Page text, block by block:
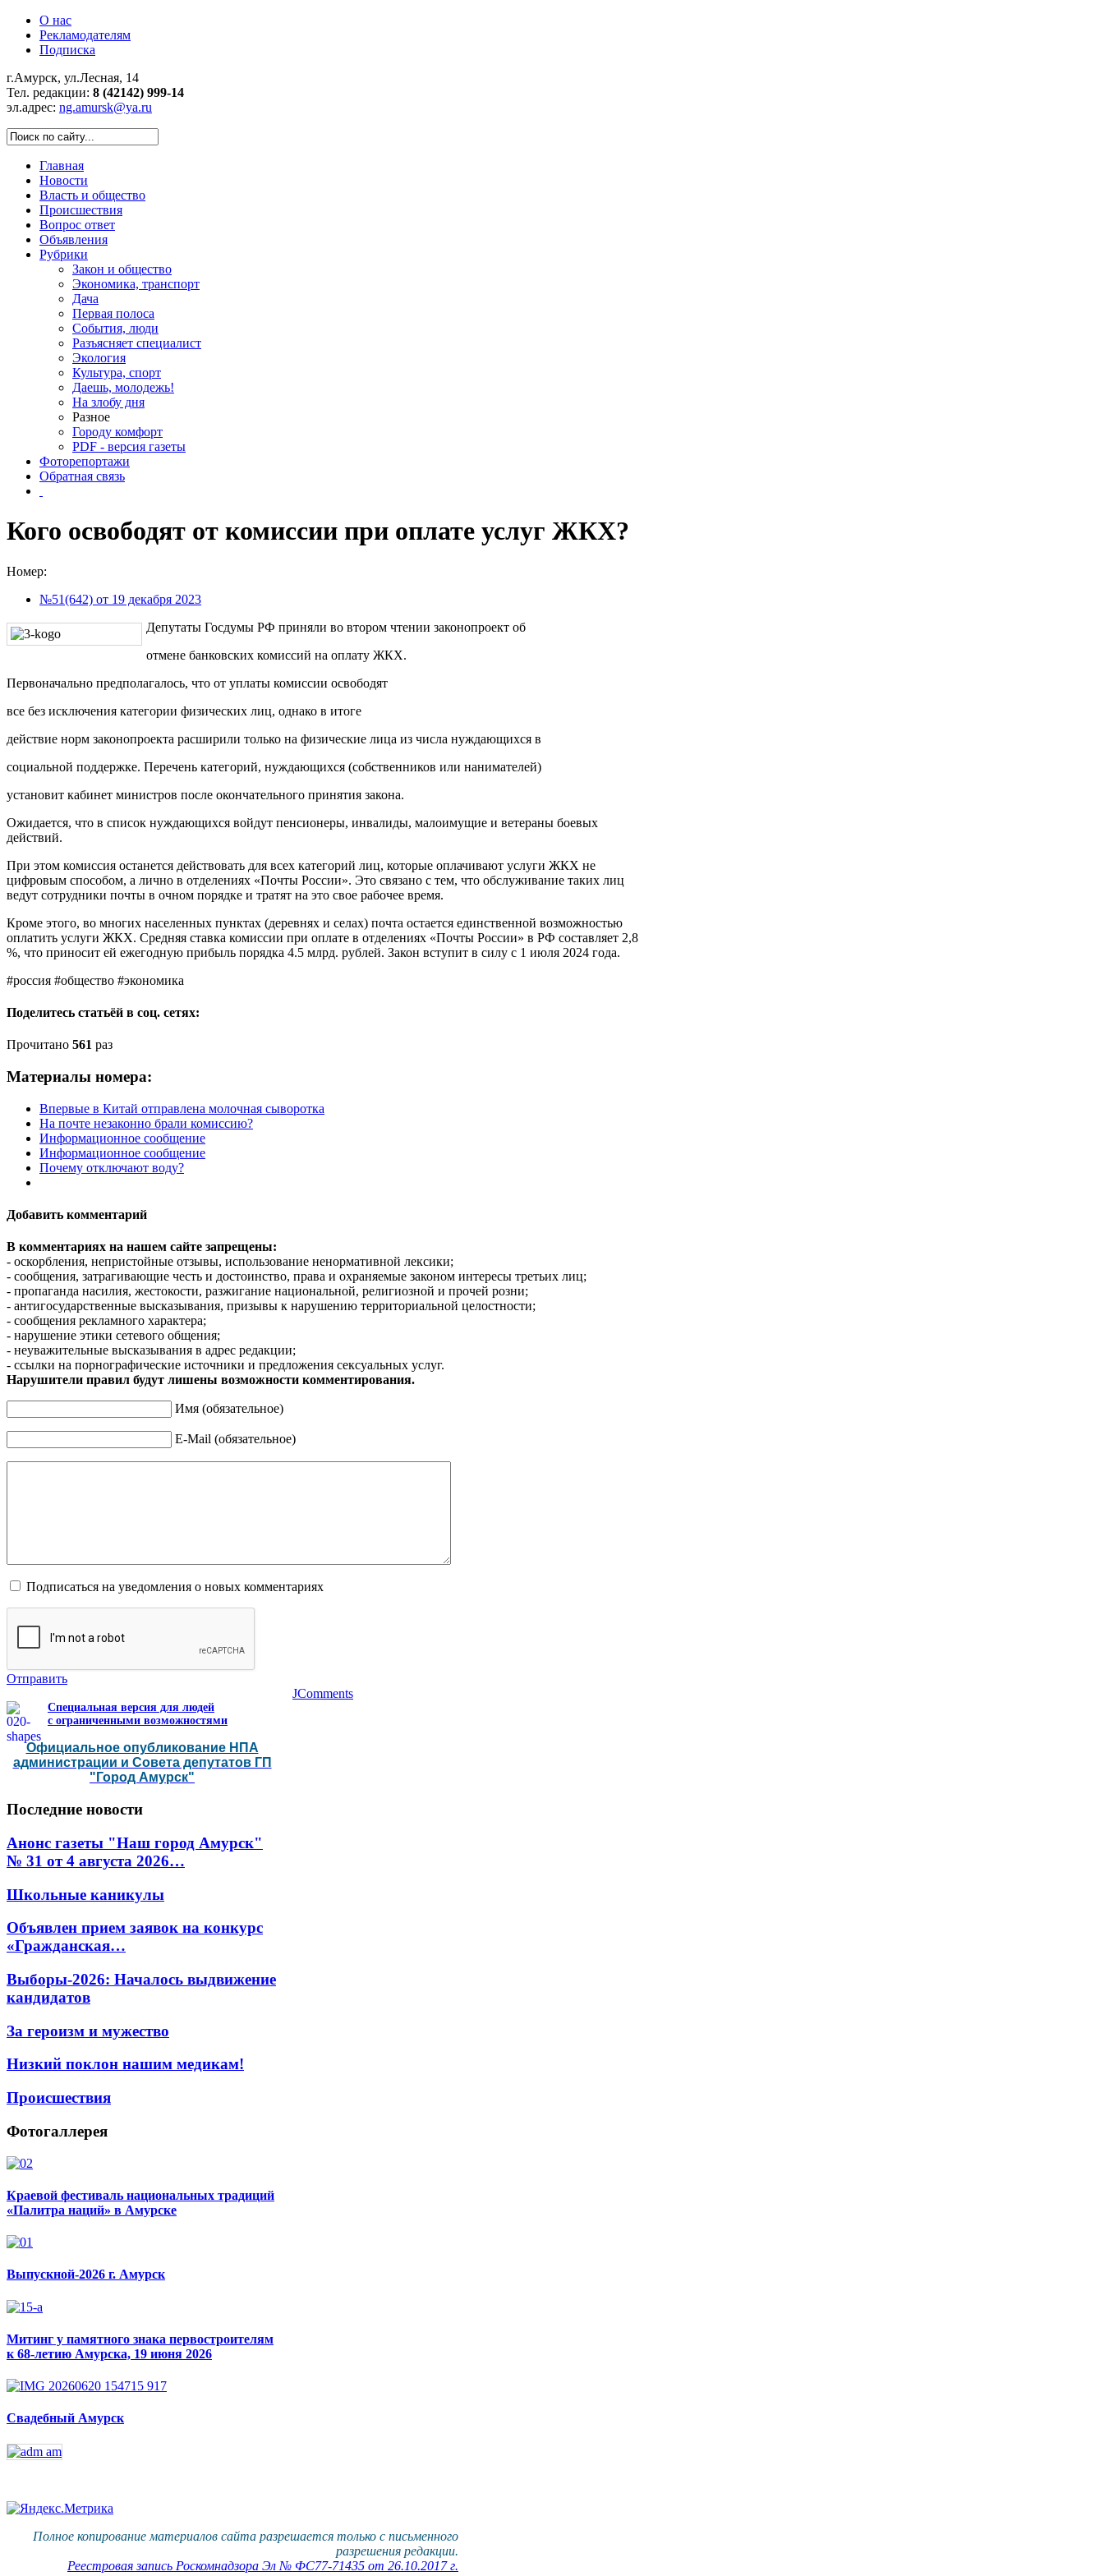
О нас
Рекламодателям
Подписка
г.Амурск, ул.Лесная, 14
Тел. редакции: 8 (42142) 999-14
эл.адрес: ng.amursk@ya.ru
Главная
Новости
Власть и общество
Происшествия
Вопрос ответ
Объявления
Рубрики
Закон и общество
Экономика, транспорт
Дача
Первая полоса
События, люди
Разъясняет специалист
Экология
Культура, спорт
Даешь, молодежь!
На злобу дня
Разное
Городу комфорт
PDF - версия газеты
Фоторепортажи
Обратная связь
Кого освободят от комиссии при оплате услуг ЖКХ?
Номер:
№51(642) от 19 декабря 2023
Депутаты Госдумы РФ приняли во втором чтении законопроект об
отмене банковских комиссий на оплату ЖКХ.
Первоначально предполагалось, что от уплаты комиссии освободят
все без исключения категории физических лиц, однако в итоге
действие норм законопроекта расширили только на физические лица из числа нуждающихся в
социальной поддержке. Перечень категорий, нуждающихся (собственников или нанимателей)
установит кабинет министров после окончательного принятия закона.
Ожидается, что в список нуждающихся войдут пенсионеры, инвалиды, малоимущие и ветераны боевых
действий.
При этом комиссия останется действовать для всех категорий лиц, которые оплачивают услуги ЖКХ не
цифровым способом, а лично в отделениях «Почты России». Это связано с тем, что обслуживание таких лиц
ведут сотрудники почты в очном порядке и тратят на это свое рабочее время.
Кроме этого, во многих населенных пунктах (деревнях и селах) почта остается единственной возможностью
оплатить услуги ЖКХ. Средняя ставка комиссии при оплате в отделениях «Почты России» в РФ составляет 2,8
%, что приносит ей ежегодную прибыль порядка 4.5 млрд. рублей. Закон вступит в силу с 1 июля 2024 года.
#россия #общество #экономика
Поделитесь статьёй в соц. сетях:
Прочитано 561 раз
Материалы номера:
Впервые в Китай отправлена молочная сыворотка
На почте незаконно брали комиссию?
Информационное сообщение
Информационное сообщение
Почему отключают воду?
Добавить комментарий
В комментариях на нашем сайте запрещены:
- оскорбления, непристойные отзывы, использование ненормативной лексики;
- сообщения, затрагивающие честь и достоинство, права и охраняемые законом интересы третьих лиц;
- пропаганда насилия, жестокости, разжигание национальной, религиозной и прочей розни;
- антигосударственные высказывания, призывы к нарушению территориальной целостности;
- сообщения рекламного характера;
- нарушение этики сетевого общения;
- неуважительные высказывания в адрес редакции;
- ссылки на порнографические источники и предложения сексуальных услуг.
Нарушители правил будут лишены возможности комментирования.
Имя (обязательное)
E-Mail (обязательное)
Подписаться на уведомления о новых комментариях
Отправить
JComments
Специальная версия для людей
с ограниченными возможностями
Официальное опубликование НПА
администрации и Совета депутатов ГП
"Город Амурск"
Последние новости
Анонс газеты "Наш город Амурск"
№ 31 от 4 августа 2026…
Школьные каникулы
Объявлен прием заявок на конкурс
«Гражданская…
Выборы-2026: Началось выдвижение
кандидатов
За героизм и мужество
Низкий поклон нашим медикам!
Происшествия
Фотогаллерея
Краевой фестиваль национальных традиций
«Палитра наций» в Амурске
Выпускной-2026 г. Амурск
Митинг у памятного знака первостроителям
к 68-летию Амурска, 19 июня 2026
Свадебный Амурск
Полное копирование материалов сайта разрешается только с письменного
разрешения редакции.
Реестровая запись Роскомнадзора Эл № ФС77-71435 от 26.10.2017 г.